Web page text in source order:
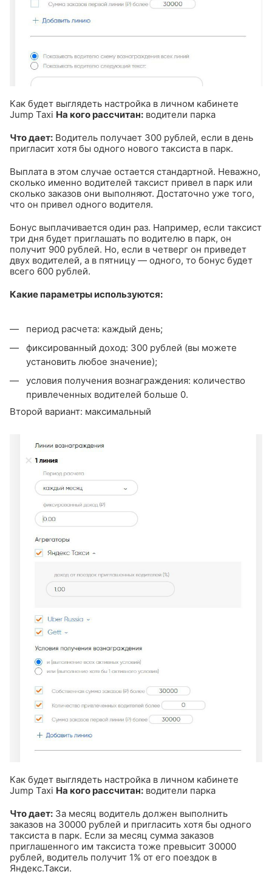
Как будет выглядеть настройка в личном кабинете
Jump Taxi На кого рассчитан: водители парка
Что дает: Водитель получает 300 рублей, если в день
пригласит хотя бы одного нового таксиста в парк.
Выплата в этом случае остается стандартной. Неважно,
сколько именно водителей таксист привел в парк или
сколько заказов они выполняют. Достаточно уже того,
что он привел одного водителя.
Бонус выплачивается один раз. Например, если таксист
три дня будет приглашать по водителю в парк, он
получит 900 рублей. Но, если в четверг он приведет
двух водителей, а в пятницу — одного, то бонус будет
всего 600 рублей.
Какие параметры используются:
период расчета: каждый день;
фиксированный доход: 300 рублей (вы можете
установить любое значение);
условия получения вознаграждения: количество
привлеченных водителей больше 0.
Второй вариант: максимальный
Как будет выглядеть настройка в личном кабинете
Jump Taxi На кого рассчитан: водители парка
Что дает: За месяц водитель должен выполнить
заказов на 30000 рублей и пригласить хотя бы одного
таксиста в парк. Если за месяц сумма заказов
приглашенного им таксиста тоже превысит 30000
рублей, водитель получит 1% от его поездок в
Яндекс.Такси.